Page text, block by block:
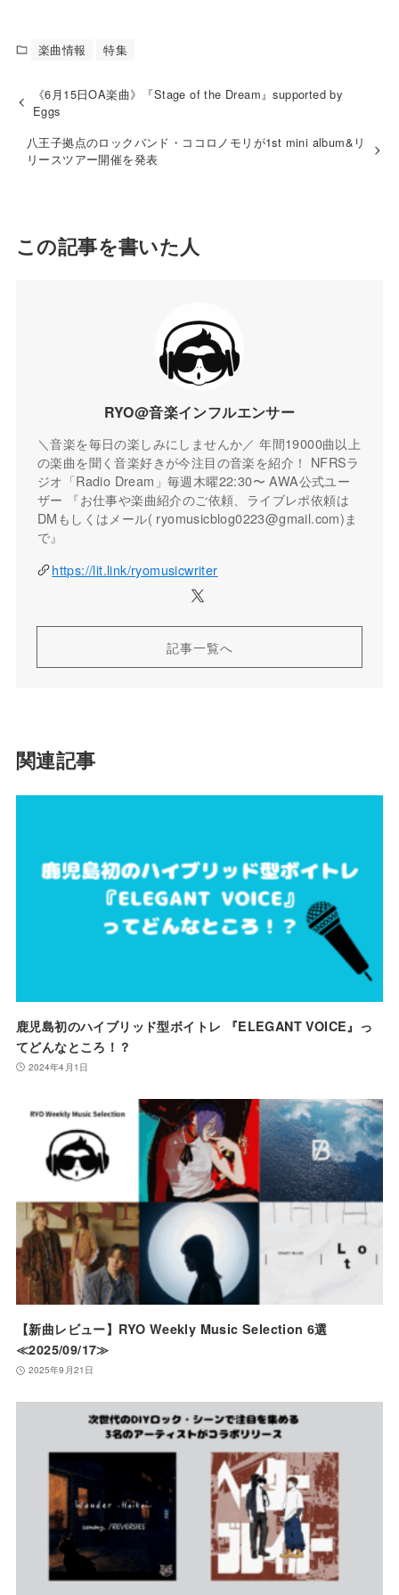
楽曲情報 特集
《6月15日OA楽曲》『Stage of the Dream』supported by
Eggs
八王子拠点のロックバンド・ココロノモリが1st mini album&リ
リースツアー開催を発表
この記事を書いた人
RYO@音楽インフルエンサー
＼音楽を毎日の楽しみにしませんか／ 年間19000曲以上
の楽曲を聞く音楽好きが今注目の音楽を紹介！ NFRSラ
ジオ「Radio Dream」毎週木曜22:30〜 AWA公式ユー
ザー 『お仕事や楽曲紹介のご依頼、ライブレポ依頼は
DMもしくはメール( ryomusicblog0223@gmail.com)ま
で』
https://lit.link/ryomusicwriter
記事一覧へ
関連記事
鹿児島初のハイブリッド型ボイトレ 『ELEGANT VOICE』っ
てどんなところ！？
2024年4月1日
【新曲レビュー】RYO Weekly Music Selection 6選
≪2025/09/17≫
2025年9月21日